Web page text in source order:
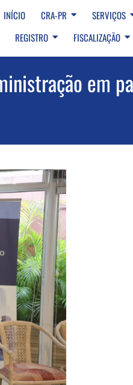
INÍCIO CRA-PR
SERVIÇOS
REGISTRO
FISCALIZAÇÃO
em